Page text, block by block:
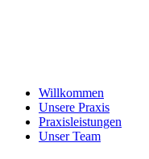
Willkommen
Unsere Praxis
Praxisleistungen
Unser Team